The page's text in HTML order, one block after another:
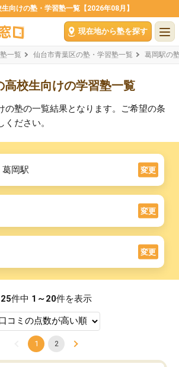
向けの塾・学習塾一覧【2026年08月】
現在地から塾を探す
一覧 仙台市青葉区の塾・学習塾一覧 葛岡駅の
高校生向けの学習塾一覧
の塾の一覧結果となります。ご希望の条
ださい。
葛岡駅 変更
変更
変更
25件中 1～20件を表示
1 2